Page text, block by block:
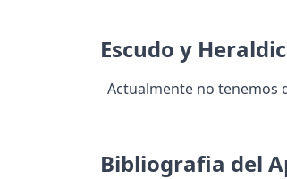
Escudo y
Actualmente no tenemos
Bibliografia del